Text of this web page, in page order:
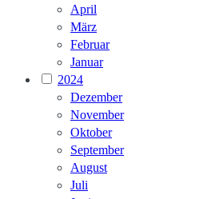
April
März
Februar
Januar
2024
Dezember
November
Oktober
September
August
Juli